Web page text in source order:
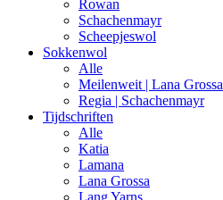
Rowan
Schachenmayr
Scheepjeswol
Sokkenwol
Alle
Meilenweit | Lana Grossa
Regia | Schachenmayr
Tijdschriften
Alle
Katia
Lamana
Lana Grossa
Lang Yarns